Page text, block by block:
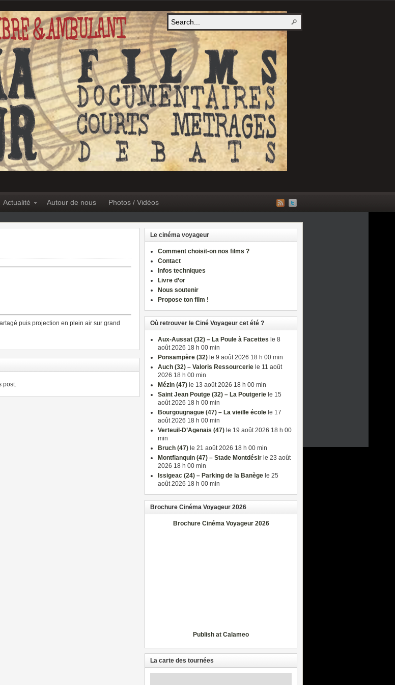
Actualité Autour de nous Photos / Vidéos
puis projection en plein air sur grand
post.
Le cinéma voyageur
Comment choisit-on nos films ?
Contact
Infos techniques
Livre d’or
Nous soutenir
Propose ton film !
Où retrouver le Ciné Voyageur cet été ?
Aux-Aussat (32) – La Poule à Facettes le 8
août 2026 18 h 00 min
Ponsampère (32) le 9 août 2026 18 h 00 min
Auch (32) – Valoris Ressourcerie le 11 août
2026 18 h 00 min
Mézin (47) le 13 août 2026 18 h 00 min
Saint Jean Poutge (32) – La Poutgerie le 15
août 2026 18 h 00 min
Bourgougnague (47) – La vieille école le 17
août 2026 18 h 00 min
Verteuil-D’Agenais (47) le 19 août 2026 18 h 00
min
Bruch (47) le 21 août 2026 18 h 00 min
Montflanquin (47) – Stade Montdésir le 23 août
2026 18 h 00 min
Issigeac (24) – Parking de la Banège le 25
août 2026 18 h 00 min
Brochure Cinéma Voyageur 2026
Brochure Cinéma Voyageur 2026
Publish at Calameo
La carte des tournées